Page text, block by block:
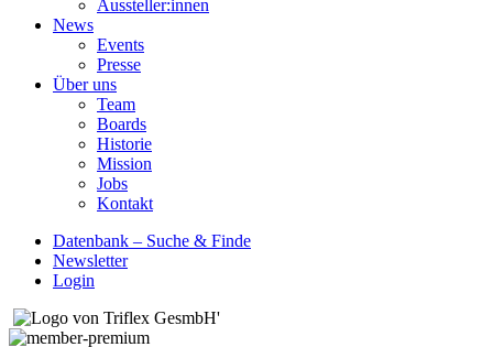
Aussteller:innen
News
Events
Presse
Über uns
Team
Boards
Historie
Mission
Jobs
Kontakt
Datenbank – Suche & Finde
Newsletter
Login